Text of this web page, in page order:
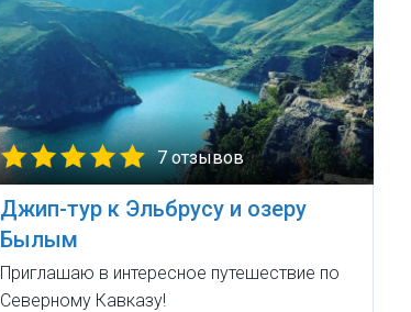
7 отзывов
Джип-тур к Эльбрусу и озеру
Былым
Приглашаю в интересное путешествие по
Северному Кавказу!